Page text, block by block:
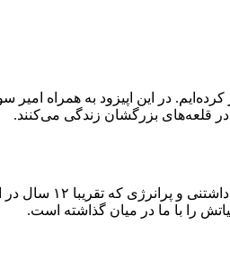
در این اپیزود به همراه
قلعه‌های بزرگشان زندگی می‌کنند.
مهمانان عزیز ما در
را با ما در میان گذاشته است.